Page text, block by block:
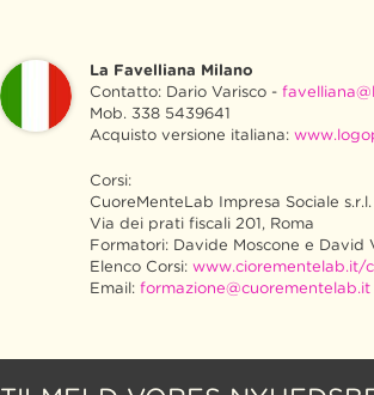
La Favelliana Milano
Contatto: Dario Varisco -
Mob. 338 5439641
Acquisto versione italiana:
Corsi:
CuoreMenteLab Impresa Sociale s.r.l.
Via dei prati fiscali 201, Roma
Formatori: Davide Moscone e David
Elenco Corsi: www.ciorementelab.it/
Email: formazione@cuorementelab.it